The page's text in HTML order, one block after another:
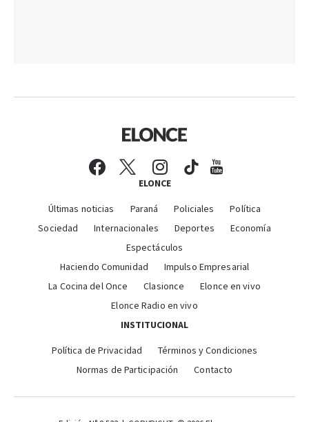
ELONCE
Últimas noticias Paraná Policiales
Política
Sociedad
Internacionales Deportes
Economía
Espectáculos
Haciendo Comunidad
Impulso Empresarial
La Cocina del Once
Clasionce
Elonce en vivo
Elonce Radio en vivo
INSTITUCIONAL
Política de Privacidad
Términos y Condiciones
Normas de Participación
Contacto